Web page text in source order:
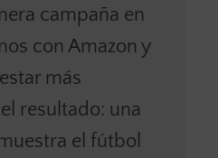
campaña en
con Amazon y
más
resultado: una
el fútbol